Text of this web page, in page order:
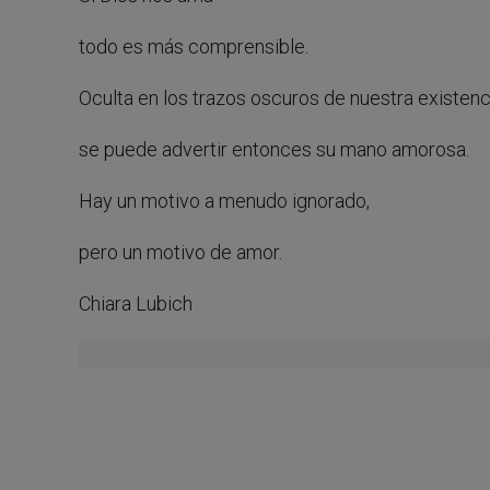
todo es más comprensible.
Oculta en los trazos oscuros de nuestra
se puede advertir entonces su mano amorosa.
Hay un motivo a menudo ignorado,
pero un motivo de amor.
Chiara Lubich